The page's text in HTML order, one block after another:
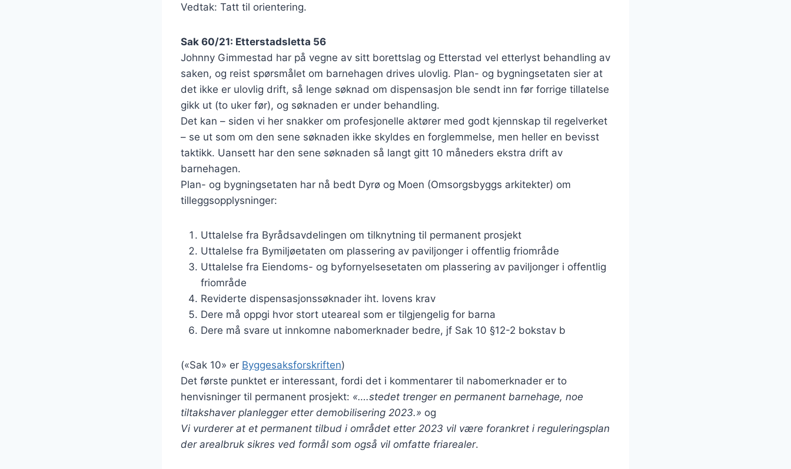
Vedtak: Tatt til orientering.
Sak 60/21: Etterstadsletta 56
Johnny Gimmestad har på vegne av sitt borettslag og Etterstad vel etterlyst behandling av
saken, og reist spørsmålet om barnehagen drives ulovlig. Plan- og bygningsetaten sier at
det ikke er ulovlig drift, så lenge søknad om dispensasjon ble sendt inn før forrige tillatelse
gikk ut (to uker før), og søknaden er under behandling.
Det kan – siden vi her snakker om profesjonelle aktører med godt kjennskap til regelverket
– se ut som om den sene søknaden ikke skyldes en forglemmelse, men heller en bevisst
taktikk. Uansett har den sene søknaden så langt gitt 10 måneders ekstra drift av
barnehagen.
Plan- og bygningsetaten har nå bedt Dyrø og Moen (Omsorgsbyggs arkitekter) om
tilleggsopplysninger:
Uttalelse fra Byrådsavdelingen om tilknytning til permanent prosjekt
Uttalelse fra Bymiljøetaten om plassering av paviljonger i offentlig friområde
Uttalelse fra Eiendoms- og byfornyelsesetaten om plassering av paviljonger i offentlig
friområde
Reviderte dispensasjonssøknader iht. lovens krav
Dere må oppgi hvor stort uteareal som er tilgjengelig for barna
Dere må svare ut innkomne nabomerknader bedre, jf Sak 10 §12-2 bokstav b
(«Sak 10» er Byggesaksforskriften)
Det første punktet er interessant, fordi det i kommentarer til nabomerknader er to
henvisninger til permanent prosjekt: «….stedet trenger en permanent barnehage, noe
tiltakshaver planlegger etter demobilisering 2023.» og
Vi vurderer at et permanent tilbud i området etter 2023 vil være forankret i reguleringsplan
der arealbruk sikres ved formål som også vil omfatte friarealer.